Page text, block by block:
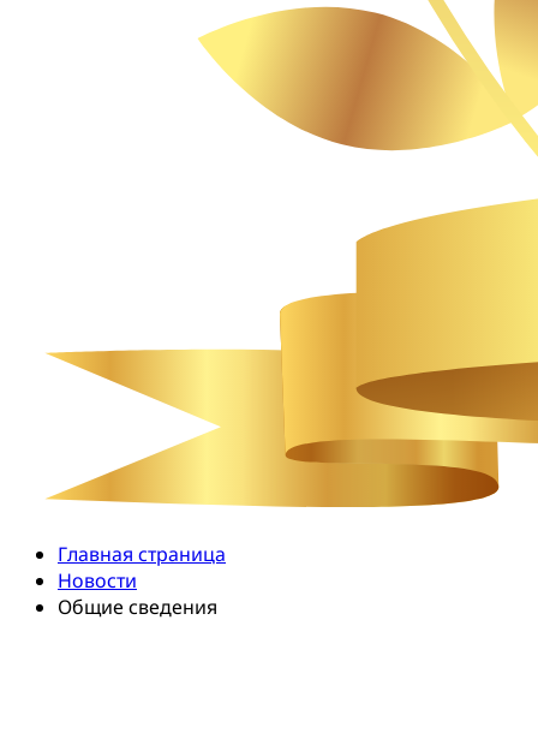
Главная страница
Новости
Общие сведения